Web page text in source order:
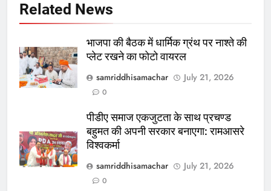
Related News
भाजपा की बैठक में धार्मिक ग्रंथ पर नाश्ते की
प्लेट रखने का फोटो वायरल
samriddhisamachar
July 21, 2026
0
पीडीए समाज एकजुटता के साथ प्रचण्ड
बहुमत की अपनी सरकार बनाएगा: रामआसरे
विश्वकर्मा
samriddhisamachar
July 21, 2026
0